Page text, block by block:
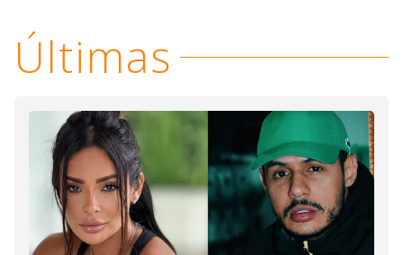
i
d
e
o
Últimas